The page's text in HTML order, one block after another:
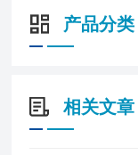
SXE9561-A80-
产品分类
相关文章